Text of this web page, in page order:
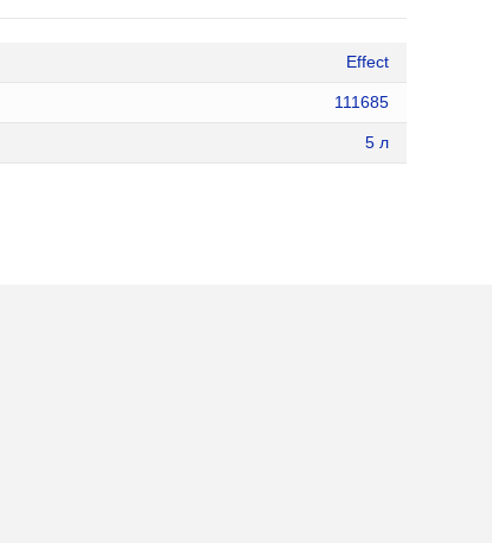
Effect
111685
5 л